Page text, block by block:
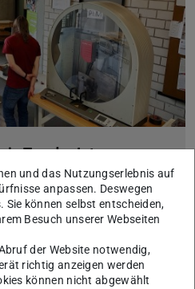
Tag der Interesse an
beteiligte sich mit
OpenCampus Day der TU
beteiligte sich mit
OpenCampus Day der TU
und das Nutzungserlebnis auf
anpassen. Deswegen
Sie können selbst entscheiden,
Besuch unserer Webseiten
der Website notwendig,
richtig anzeigen werden
können nicht abgewählt